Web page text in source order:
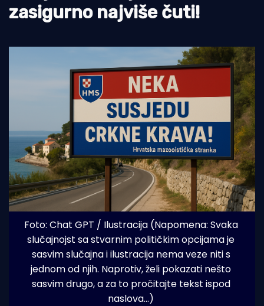
zasigurno najviše čuti!
Foto: Chat GPT / Ilustracija (Napomena: Svaka
slučajnojst sa stvarnim političkim opcijama je
sasvim slučajna i ilustracija nema veze niti s
jednom od njih. Naprotiv, želi pokazati nešto
sasvim drugo, a za to pročitajte tekst ispod
naslova...)